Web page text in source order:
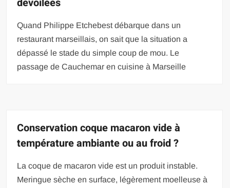
Quand Philippe Etchebest débarque dans un
restaurant marseillais, on sait que la situation a
dépassé le stade du simple coup de mou. Le
passage de Cauchemar en cuisine à Marseille
Conservation coque macaron vide à
température ambiante ou au froid ?
La coque de macaron vide est un produit instable.
Meringue sèche en surface, légèrement moelleuse à